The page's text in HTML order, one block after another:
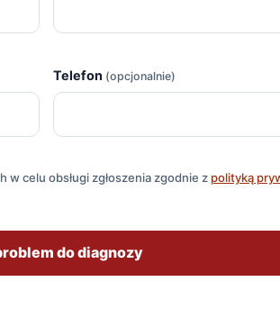
Telefon (opcjonalnie)
celu obsługi zgłoszenia zgodnie z polityką
do diagnozy